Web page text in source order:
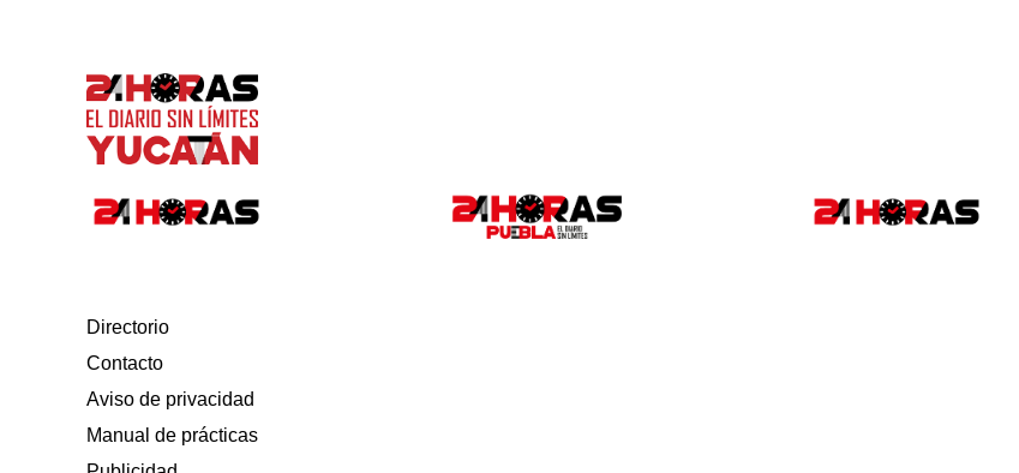
Directorio
Contacto
Aviso de privacidad
Manual de prácticas